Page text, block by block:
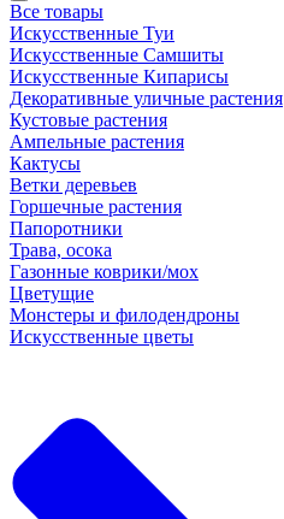
Все товары
Искусственные Туи
Искусственные Самшиты
Искусственные Кипарисы
Декоративные уличные растения
Кустовые растения
Ампельные растения
Кактусы
Ветки деревьев
Горшечные растения
Папоротники
Трава, осока
Газонные коврики/мох
Цветущие
Монстеры и филодендроны
Искусственные цветы